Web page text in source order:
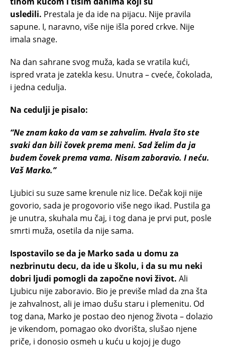
usledili. Prestala je da ide na pijacu. Nije pravila
sapune. I, naravno, više nije išla pored crkve. Nije
imala snage.
Na dan sahrane svog muža, kada se vratila kući,
ispred vrata je zatekla kesu. Unutra – cveće, čokolada,
i jedna cedulja.
Na cedulji je pisalo:
“Ne znam kako da vam se zahvalim. Hvala što ste
svaki dan bili čovek prema meni. Sad želim da ja
budem čovek prema vama. Nisam zaboravio. I neću.
Vaš Marko.”
Ljubici su suze same krenule niz lice. Dečak koji nije
govorio, sada je progovorio više nego ikad. Pustila ga
je unutra, skuhala mu čaj, i tog dana je prvi put, posle
smrti muža, osetila da nije sama.
Ispostavilo se da je Marko sada u domu za
nezbrinutu decu, da ide u školu, i da su mu neki
dobri ljudi pomogli da započne novi život. Ali
Ljubicu nije zaboravio. Bio je previše mlad da zna šta
je zahvalnost, ali je imao dušu staru i plemenitu. Od
tog dana, Marko je postao deo njenog života – dolazio
je vikendom, pomagao oko dvorišta, slušao njene
priče, i donosio osmeh u kuću u kojoj je dugo